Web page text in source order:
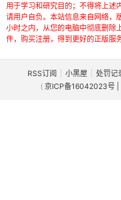
用于学习和研究目的；不得将上述
请用户自负。本站信息来自网络，
小时之内，从您的电脑中彻底删除
件，购买注册，得到更好的正版服
RSS订阅 小黑屋 处罚记
( 京ICP备16042023号